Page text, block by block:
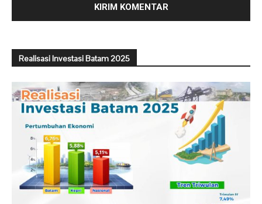
Realisasi Investasi Batam 2025